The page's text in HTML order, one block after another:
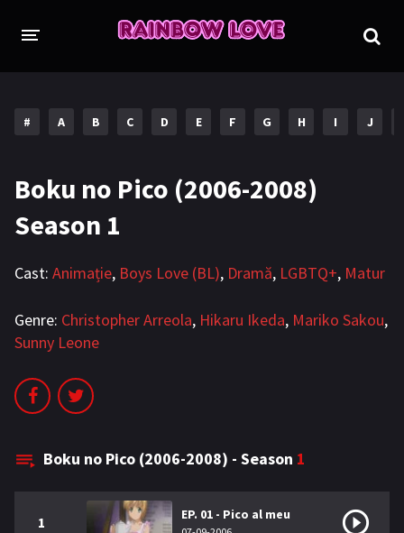
PROIECTE
ANIME FILME
EMISIUNI
ÎN LUCRU
COLECȚII LGBTQ
BL Thailanda
BL Japonia
BL Philipine Cupluri Mixte
# A B C D E F G H I J
Boku no Pico (2006-2008)
Season 1
Cast: Animație, Boys Love (BL), Dramă, LGBTQ+, Matur
Genre: Christopher Arreola, Hikaru Ikeda, Mariko Sakou,
Sunny Leone
Boku no Pico (2006-2008) - Season 1
1 EP. 01 - Pico al meu